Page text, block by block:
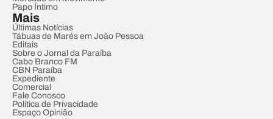
Papo Íntimo
Mais
Últimas Notícias
Tábuas de Marés em João Pessoa
Editais
Sobre o Jornal da Paraíba
Cabo Branco FM
CBN Paraíba
Expediente
Comercial
Fale Conosco
Política de Privacidade
Espaço Opinião